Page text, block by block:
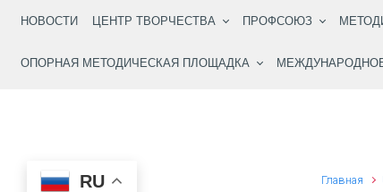
НОВОСТИ ЦЕНТР ТВОРЧЕСТВА ПРОФСОЮЗ
ОПОРНАЯ МЕТОДИЧЕСКАЯ ПЛОЩАДКА
Главная
RU